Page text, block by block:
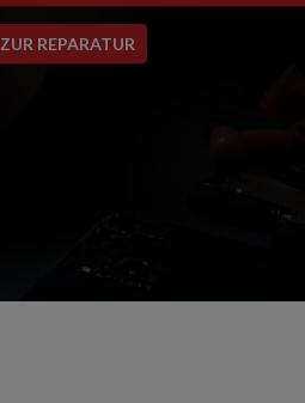
ZUR REPARATUR